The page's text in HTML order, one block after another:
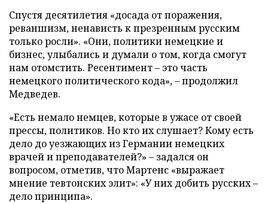
Спустя десятилетия «досада от поражения,
реваншизм, ненависть к презренным русским
только росли». «Они, политики немецкие и
бизнес, улыбались и думали о том, когда смогут
нам отомстить. Ресентимент – это часть
немецкого политического кода», – продолжил
Медведев.
«Есть немало немцев, которые в ужасе от своей
прессы, политиков. Но кто их слушает? Кому есть
дело до уезжающих из Германии немецких
врачей и преподавателей?» – задался он
вопросом, отметив, что Мартенс «выражает
мнение тевтонских элит»: «У них добить русских –
дело принципа».